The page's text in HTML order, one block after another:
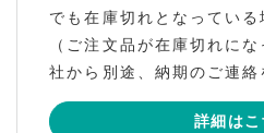
でも在庫切れとなっている
（ご注文品が在庫切れに
社から別途、納期のご連絡
詳細はこ